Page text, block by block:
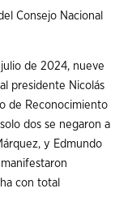
Consejo Nacional
de 2024, nueve
presidente Nicolás
de Reconocimiento
dos se negaron a
y Edmundo
con total